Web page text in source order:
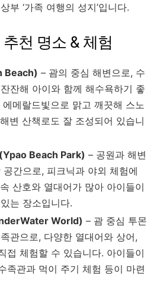
부 ‘가족 여행의 성지’입니다.
천 명소 & 체험
Beach) – 괌의 중심 해변으로, 수
잔해 아이와 함께 해수욕하기 좋
메랄드빛으로 맑고 깨끗해 스노
변 산책로도 잘 조성되어 있습니
Beach Park) – 공원과 해변
간으로, 피크닉과 야외 체험에
산호와 열대어가 많아 아이들이
는 장소입니다.
World) – 괌 중심 투몬
관으로, 다양한 열대어와 상어,
접 체험할 수 있습니다. 아이들이
족관과 먹이 주기 체험 등이 마련